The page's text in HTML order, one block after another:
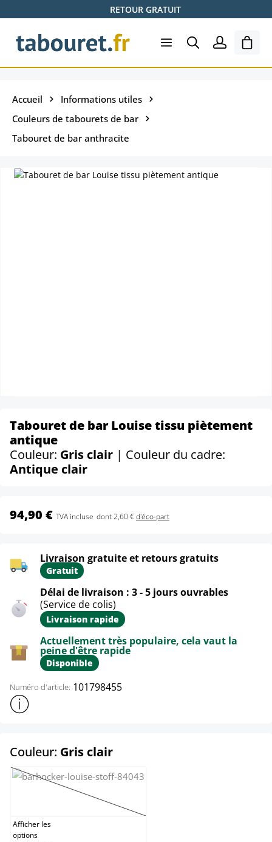
Passer au contenu principalRETOUR GRATUIT
Le
Accueil
Informations utiles
Couleurs de tabourets de bar
Tabouret de bar anthracite
Tabouret de bar Louise tissu piètement
antique
Couleur: Gris clair | Couleur du cadre:
Antique clair
94,90 € TVA incluse dont 2,60 €d'éco-part
Livraison gratuite et retours gratuits
Gratuit
Délai de livraison : 3 - 5 jours ouvrables
(Service de colis)
Livraison rapide
Actuellement très populaire, cela vaut la
peine d'être rapide
Disponible
Numéro d'article: 101798455
Afficher plus d'informations sur le produit
Couleur: Gris clairselect
Crème
(Cette option n'est pas disponible pour le moment.)
Afficher les
options